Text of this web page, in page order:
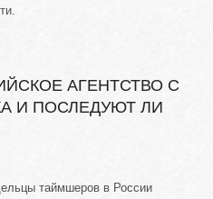
АГЕНТСТВО С
И ПОСЛЕДУЮТ ЛИ
таймшеров в России